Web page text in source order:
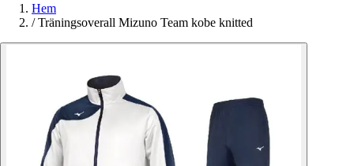
Hem
/ Träningsoverall Mizuno Team kobe knitted